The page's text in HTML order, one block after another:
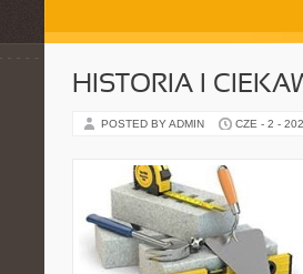
HISTORIA I
POSTED BY ADMIN CZE - 2 -